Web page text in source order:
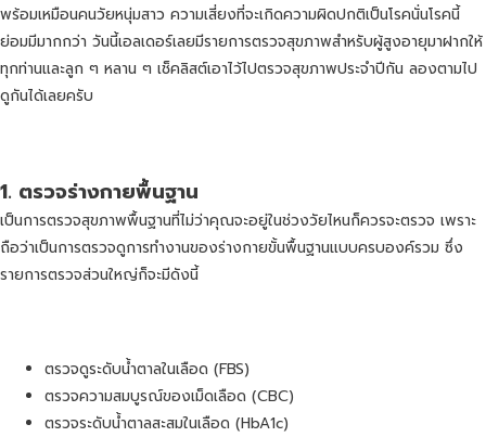
พร้อมเหมือนคนวัยหนุ่มสาว ความเสี่ยงที่จะเกิดความผิดปกติเป็นโรคนั่นโรคนี้
ย่อมมีมากกว่า วันนี้เอลเดอร์เลยมีรายการตรวจสุขภาพสำหรับผู้สูงอายุมาฝากให้
ทุกท่านและลูก ๆ หลาน ๆ เช็คลิสต์เอาไว้ไปตรวจสุขภาพประจำปีกัน ลองตามไป
ดูกันได้เลยครับ
1. ตรวจร่างกายพื้นฐาน
เป็นการตรวจสุขภาพพื้นฐานที่ไม่ว่าคุณจะอยู่ในช่วงวัยไหนก็ควรจะตรวจ เพราะ
ถือว่าเป็นการตรวจดูการทำงานของร่างกายขั้นพื้นฐานแบบครบองค์รวม ซึ่ง
รายการตรวจส่วนใหญ่ก็จะมีดังนี้
ตรวจดูระดับน้ำตาลในเลือด (FBS)
ตรวจความสมบูรณ์ของเม็ดเลือด (CBC)
ตรวจระดับน้ำตาลสะสมในเลือด (HbA1c)